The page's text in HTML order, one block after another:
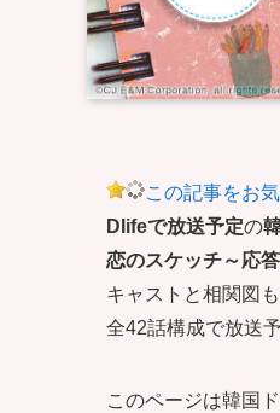
この記事をお
Dlifeで放送予定の
恋のスケッチ～応
キャストと相関図
全42話構成で放送
このページは韓国